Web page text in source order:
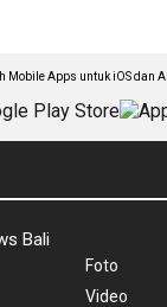
Mobile Apps untuk iOS dan
Bali
Foto
Video